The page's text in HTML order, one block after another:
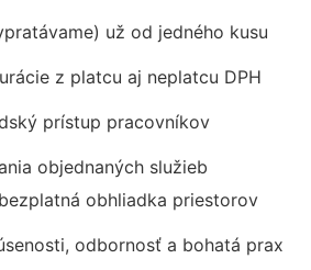
už od jedného kusu
z platcu aj neplatcu DPH
prístup pracovníkov
objednaných služieb
obhliadka priestorov
odbornosť a bohatá prax